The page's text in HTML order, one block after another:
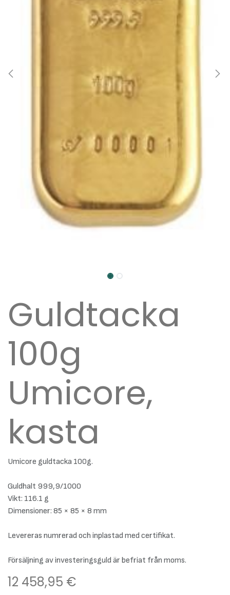
Guldtacka
100g
Umicore,
kasta
Umicore guldtacka 100g.
Guldhalt 999,9/1000
Vikt: 116.1 g
Dimensioner: 85 × 85 × 8 mm
Levereras numrerad och inplastad med certifikat.
Försäljning av investeringsguld är befriat från moms.
12 458,95 €